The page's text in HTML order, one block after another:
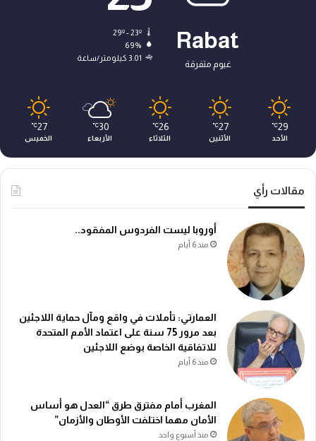
Rabat
غيوم متفرقة
69%
3.01 كيلومتر/ساعة
29
℃
الأحد
27
℃
الأثنين
26
℃
الثلاثاء
30
℃
الأربعاء
27
℃
الخميس
مقالات رأي
أوروبا ليست الفردوس المفقود..
منذ 6 أيام
العمارتي: تأملات في واقع ومآل حماية اللاجئين
بعد مرور 75 سنة على اعتماد الأمم المتحدة
للاتفاقية الخاصة بوضع اللاجئين
منذ 6 أيام
المغرب أمام مفترق طرق “العدل هو أساس
الأمان مهما اختلفت الأوطان والأزمان”
منذ أسبوع واحد